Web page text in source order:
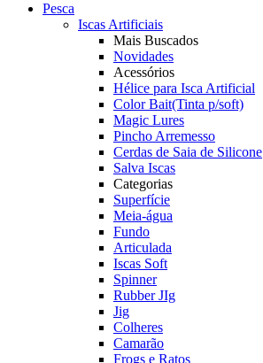
Pesca
Iscas Artificiais
Mais Buscados
Novidades
Acessórios
Hélice para Isca Artificial
Color Bait(Tinta p/soft)
Magic Lures
Pincho Arremesso
Cerdas de Saia de Silicone
Salva Iscas
Categorias
Superfície
Meia-água
Fundo
Articulada
Iscas Soft
Spinner
Rubber JIg
Jig
Colheres
Camarão
Frogs e Ratos